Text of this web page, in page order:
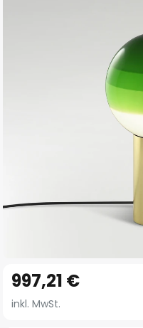
Anfang
der
997,21 €
inkl. MwSt.